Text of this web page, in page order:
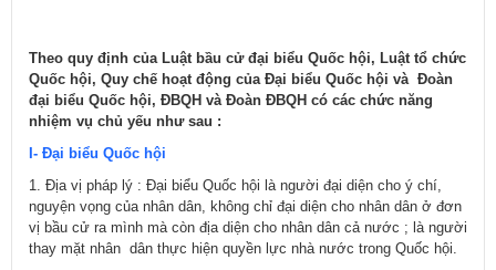
Theo quy định của Luật bầu cử đại biểu Quốc hội, Luật tổ chức
Quốc hội, Quy chế hoạt động của Đại biểu Quốc hội và Đoàn
đại biểu Quốc hội, ĐBQH và Đoàn ĐBQH có các chức năng
nhiệm vụ chủ yếu như sau :
I- Đại biểu Quốc hội
1. Địa vị pháp lý : Đại biểu Quốc hội là người đại diện cho ý chí,
nguyện vọng của nhân dân, không chỉ đại diện cho nhân dân ở đơn
vị bầu cử ra mình mà còn địa diện cho nhân dân cả nước ; là người
thay mặt nhân dân thực hiện quyền lực nhà nước trong Quốc hội.